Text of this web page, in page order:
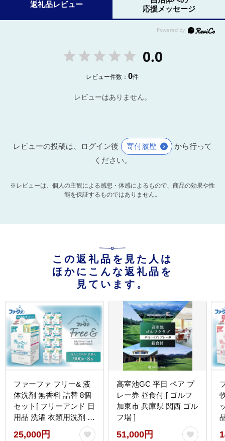
返礼品レビュー
応援メッセージ
0.0
レビュー件数：0件
レビューはありません。
レビューの投稿は、ログイン後 寄付履歴
から行って
ください。
※レビューは、個人の主観による感想・体感によるもので、商品の効果や性
能を保証するものではありません。
この返礼品を見た人は
ほかにこんな返礼品を
見ています。
ファーファ フリー& 液
体洗剤 無香料 詰替 8個
セット[ フリーアンド 日
用品 洗濯 衣類用洗剤 ラ
ンドリー エコ お徳用 ]
25,000円
高室池GC 平日 ペア プ
レー券 昼食付 [ ゴルフ
加東市 兵庫県 関西 ゴル
フ場 ]
51,000円